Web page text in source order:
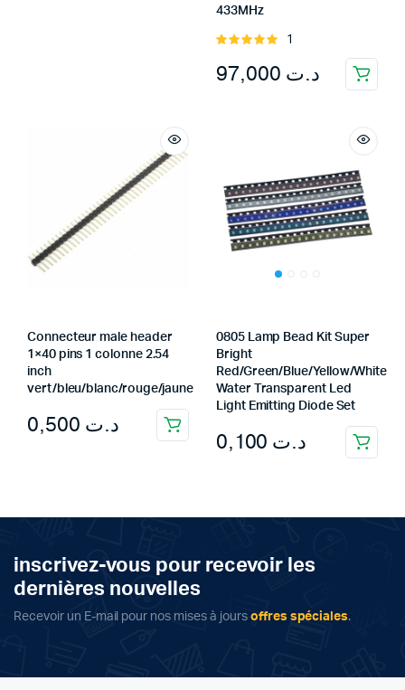
433MHz
Rated
5
1
د.ت
Connecteur male header
1×40 pins 1 colonne 2.54
inch
vert/bleu/blanc/rouge/jaune
د.ت
0805 Lamp Bead Kit Super
Bright
Red/Green/Blue/Yellow/White
Water Transparent Led
Light Emitting Diode Set
د.ت
inscrivez-vous pour recevoir les
dernières nouvelles
Recevoir un E-mail pour nos mises à jours offres spéciales.